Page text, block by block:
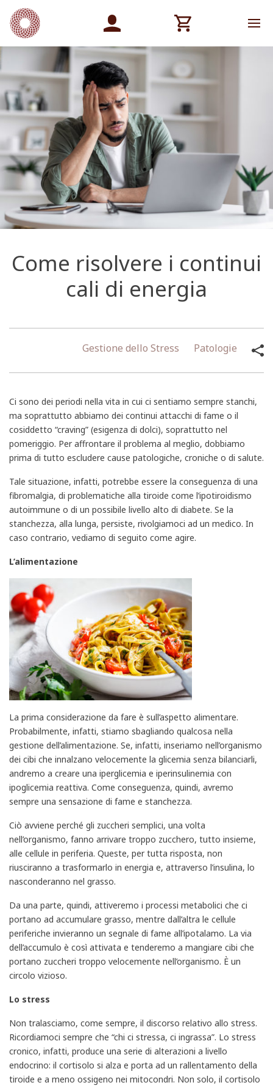
Come risolvere i continui
cali di energia
Gestione dello Stress Patologie
Ci sono dei periodi nella vita in cui ci sentiamo sempre stanchi,
ma soprattutto abbiamo dei continui attacchi di fame o il
cosiddetto “craving” (esigenza di dolci), soprattutto nel
pomeriggio. Per affrontare il problema al meglio, dobbiamo
prima di tutto escludere cause patologiche, croniche o di salute.
Tale situazione, infatti, potrebbe essere la conseguenza di una
fibromalgia, di problematiche alla tiroide come l’ipotiroidismo
autoimmune o di un possibile livello alto di diabete. Se la
stanchezza, alla lunga, persiste, rivolgiamoci ad un medico. In
caso contrario, vediamo di seguito come agire.
L’alimentazione
La prima considerazione da fare è sull’aspetto alimentare.
Probabilmente, infatti, stiamo sbagliando qualcosa nella
gestione dell’alimentazione. Se, infatti, inseriamo nell’organismo
dei cibi che innalzano velocemente la glicemia senza bilanciarli,
andremo a creare una iperglicemia e iperinsulinemia con
ipoglicemia reattiva. Come conseguenza, quindi, avremo
sempre una sensazione di fame e stanchezza.
Ciò avviene perché gli zuccheri semplici, una volta
nell’organismo, fanno arrivare troppo zucchero, tutto insieme,
alle cellule in periferia. Queste, per tutta risposta, non
riusciranno a trasformarlo in energia e, attraverso l’insulina, lo
nasconderanno nel grasso.
Da una parte, quindi, attiveremo i processi metabolici che ci
portano ad accumulare grasso, mentre dall’altra le cellule
periferiche invieranno un segnale di fame all’ipotalamo. La via
dell’accumulo è così attivata e tenderemo a mangiare cibi che
portano zuccheri troppo velocemente nell’organismo. È un
circolo vizioso.
Lo stress
Non tralasciamo, come sempre, il discorso relativo allo stress.
Ricordiamoci sempre che “chi ci stressa, ci ingrassa”. Lo stress
cronico, infatti, produce una serie di alterazioni a livello
endocrino: il cortisolo si alza e porta ad un rallentamento della
tiroide e a meno ossigeno nei mitocondri. Non solo, il cortisolo